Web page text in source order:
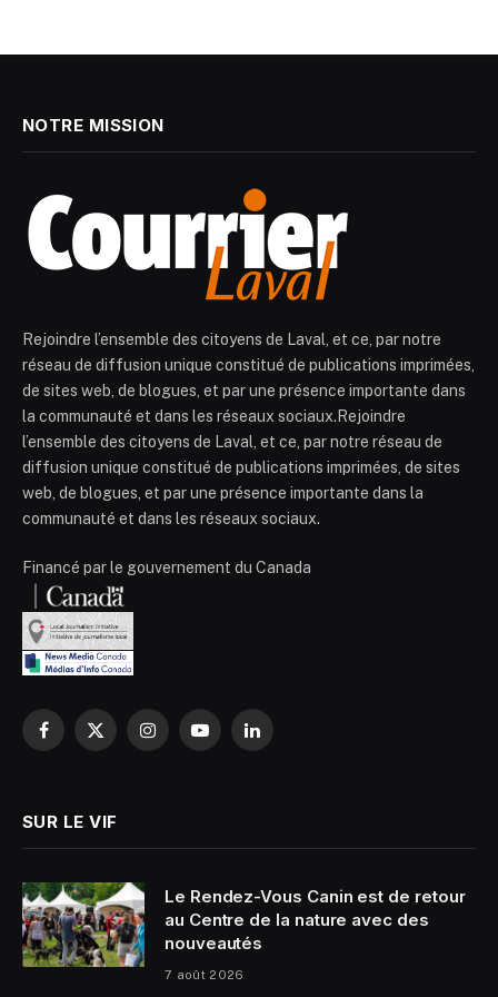
NOTRE MISSION
Rejoindre l’ensemble des citoyens de Laval, et ce, par notre
réseau de diffusion unique constitué de publications imprimées,
de sites web, de blogues, et par une présence importante dans
la communauté et dans les réseaux sociaux.Rejoindre
l’ensemble des citoyens de Laval, et ce, par notre réseau de
diffusion unique constitué de publications imprimées, de sites
web, de blogues, et par une présence importante dans la
communauté et dans les réseaux sociaux.
Financé par le gouvernement du Canada
Facebook
X
InstagramYouTubeLinkedIn
SUR LE VIF
Le Rendez-Vous Canin est de retour
au Centre de la nature avec des
nouveautés
7 août 2026